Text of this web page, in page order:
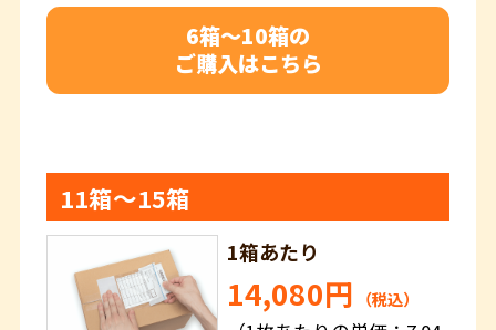
6箱～10箱の
ご購入はこちら
11箱～15箱
1箱あたり
14,080円 （税込）